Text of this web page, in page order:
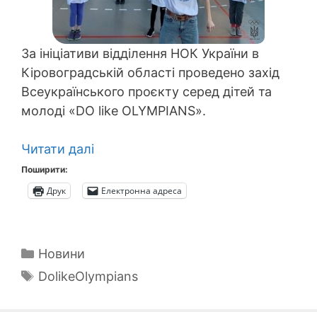
За ініціативи відділення НОК України в
Кіровоградській області проведено захід
Всеукраїнського проєкту серед дітей та
молоді «DO like OLYMPIANS».
Читати далі
Поширити:
Друк Електронна адреса
Категорії
Новини
Позначки
DolikeOlympians